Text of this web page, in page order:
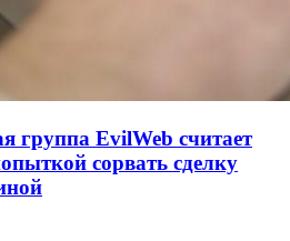
группа EvilWeb считает
сорвать сделку